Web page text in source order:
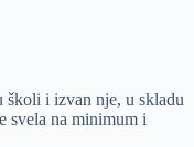
školi i izvan nje, u skladu
svela na minimum i